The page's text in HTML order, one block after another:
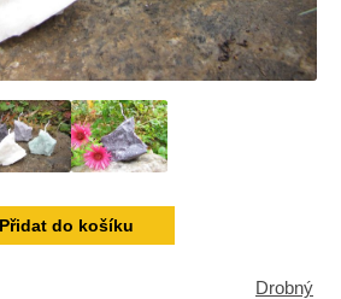
Drobný